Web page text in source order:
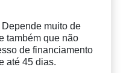
muito de
também que não
de financiamento
até 45 dias.